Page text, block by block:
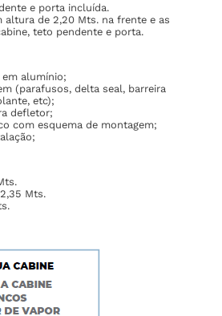
e porta incluída.
altura de 2,20 Mts. na frente e as
teto pendente e porta.
em alumínio;
(parafusos, delta seal, barreira
etc);
defletor;
com esquema de montagem;
2,35 Mts.